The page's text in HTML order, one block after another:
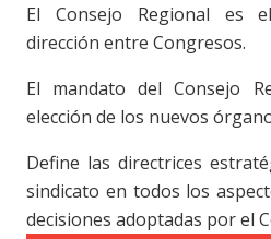
El Consejo Regional es
dirección entre Congresos.
El mandato del Consejo
elección de los nuevos
Define las directrices
sindicato en todos los
decisiones adoptadas por el